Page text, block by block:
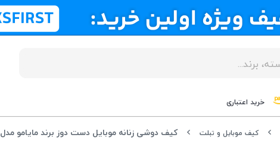
خرید اعتباری
کیف موبایل و تبلت کیف دوشی زنانه موبایل دست دوز برند مایامو مدل MXS16